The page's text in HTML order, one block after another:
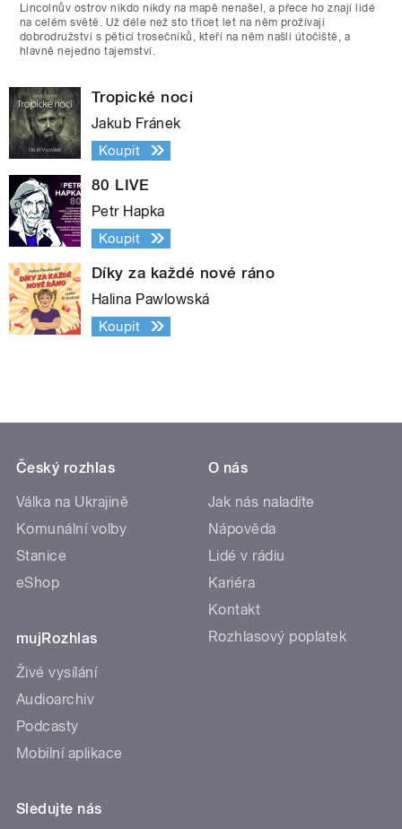
Lincolnův ostrov nikdo nikdy na mapě nenašel, a přece ho znají lidé
na celém světě. Už déle než sto třicet let na něm prožívají
dobrodružství s pěticí trosečníků, kteří na něm našli útočiště, a
hlavně nejedno tajemství.
Tropické noci
Jakub Fránek
Koupit
80 LIVE
Petr Hapka
Koupit
Díky za každé nové ráno
Halina Pawlowská
Koupit
Český rozhlas
Válka na Ukrajině
Komunální volby
Stanice
eShop
mujRozhlas
Živé vysílání
Audioarchiv
Podcasty
Mobilní aplikace
O nás
Jak nás naladíte
Nápověda
Lidé v rádiu
Kariéra
Kontakt
Rozhlasový poplatek
Sledujte nás